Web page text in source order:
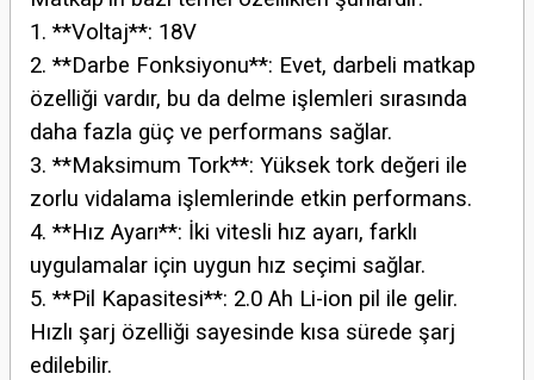
1. **Voltaj**: 18V
2. **Darbe Fonksiyonu**: Evet, darbeli matkap
özelliği vardır, bu da delme işlemleri sırasında
daha fazla güç ve performans sağlar.
3. **Maksimum Tork**: Yüksek tork değeri ile
zorlu vidalama işlemlerinde etkin performans.
4. **Hız Ayarı**: İki vitesli hız ayarı, farklı
uygulamalar için uygun hız seçimi sağlar.
5. **Pil Kapasitesi**: 2.0 Ah Li-ion pil ile gelir.
Hızlı şarj özelliği sayesinde kısa sürede şarj
edilebilir.